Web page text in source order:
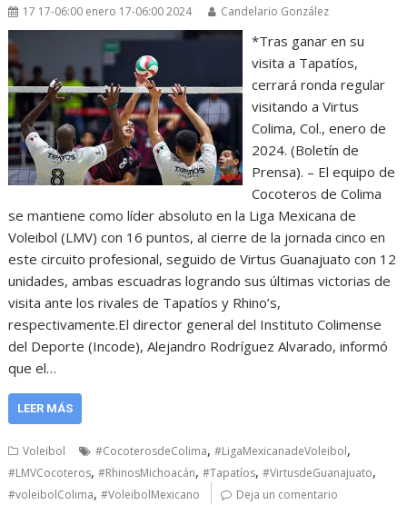
17 17-06:00 enero 17-06:00 2024 Candelario González
*Tras ganar en su
visita a Tapatíos,
cerrará ronda regular
visitando a Virtus
Colima, Col., enero de
2024. (Boletín de
Prensa). – El equipo de
Cocoteros de Colima
se mantiene como líder absoluto en la Liga Mexicana de
Voleibol (LMV) con 16 puntos, al cierre de la jornada cinco en
este circuito profesional, seguido de Virtus Guanajuato con 12
unidades, ambas escuadras logrando sus últimas victorias de
visita ante los rivales de Tapatíos y Rhino’s,
respectivamente.El director general del Instituto Colimense
del Deporte (Incode), Alejandro Rodríguez Alvarado, informó
que el…
LEER MÁS
Voleibol #CocoterosdeColima,#LigaMexicanadeVoleibol,
#LMVCocoteros,#RhinosMichoacán,#Tapatíos,#VirtusdeGuanajuato,
#voleibolColima,#VoleibolMexicano Deja un comentario